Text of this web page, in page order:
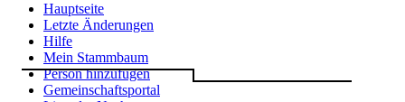
Hauptseite
Letzte Änderungen
Hilfe
Mein Stammbaum
Person hinzufügen
Gemeinschafts­portal